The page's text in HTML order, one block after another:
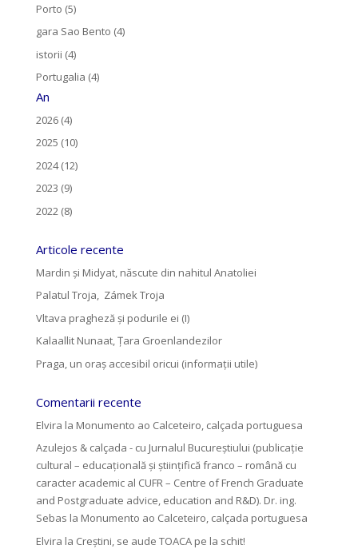
Porto (5)
gara Sao Bento (4)
istorii (4)
Portugalia (4)
An
2026 (4)
2025 (10)
2024 (12)
2023 (9)
2022 (8)
Articole recente
Mardin și Midyat, născute din nahitul Anatoliei
Palatul Troja, Zámek Troja
Vltava pragheză și podurile ei (I)
Kalaallit Nunaat, Țara Groenlandezilor
Praga, un oraș accesibil oricui (informații utile)
Comentarii recente
Elvira la Monumento ao Calceteiro, calçada portuguesa
Azulejos & calçada - cu Jurnalul Bucureștiului (publicație
cultural – educațională și științifică franco – română cu
caracter academic al CUFR – Centre of French Graduate
and Postgraduate advice, education and R&D). Dr. ing.
Sebas la Monumento ao Calceteiro, calçada portuguesa
Elvira la Creştini, se aude TOACA pe la schit!